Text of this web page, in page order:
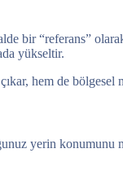
bir “referans”
yükseltir.
hem de
yerin